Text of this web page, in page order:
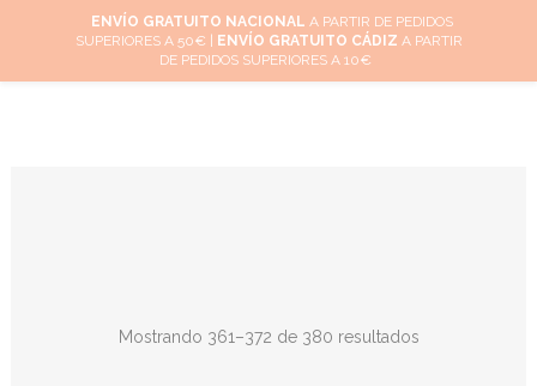
Mostrando 361–372 de 380 resultados
ENVÍO GRATUITO NACIONAL A PARTIR DE PEDIDOS
SUPERIORES A 50€ |
ENVÍO GRATUITO CÁDIZ A PARTIR
DE PEDIDOS SUPERIORES A 10€